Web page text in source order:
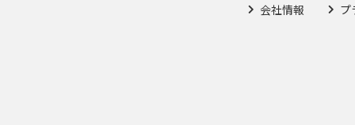
会社情報 プ